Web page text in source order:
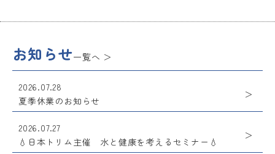
お知らせ一覧へ
2026.07.28
夏季休業のお知らせ
2026.07.27
💧日本トリム主催 水と健康を考えるセミナー💧